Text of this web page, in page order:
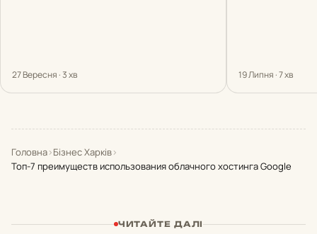
27 Вересня · 3 хв 19 Липня · 7 хв
Головна›Бізнес Харків›
Топ-7 преимуществ использования облачного хостинга Google
ЧИТАЙТЕ ДАЛІ